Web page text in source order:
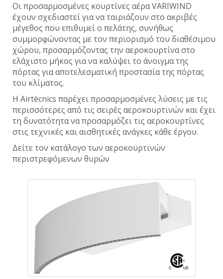
Οι προσαρμοσμένες κουρτίνες αέρα VARIWIND
έχουν σχεδιαστεί για να ταιριάζουν στο ακριβές
μέγεθος που επιθυμεί ο πελάτης, συνήθως
συμμορφώνοντας με τον περιορισμό του διαθέσιμου
χώρου, προσαρμόζοντας την αεροκουρτίνα στο
ελάχιστο μήκος για να καλύψει το άνοιγμα της
πόρτας για αποτελεσματική προστασία της πόρτας
του κλίματος.
Η Airtècnics παρέχει προσαρμοσμένες λύσεις με τις
περισσότερες από τις σειρές αεροκουρτινών και έχει
τη δυνατότητα να προσαρμόζει τις αεροκουρτίνες
στις τεχνικές και αισθητικές ανάγκες κάθε έργου.
Δείτε τον κατάλογο των αεροκουρτινών
περιστρεφόμενων θυρών